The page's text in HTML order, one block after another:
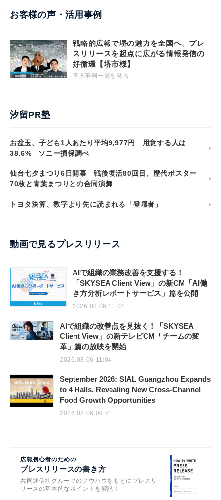
お客様の声・活用事例
戦略的広報で堺の魅力を全国へ。プレ
スリリースを起点に広がる情報発信の
好循環【堺市様】
導入事例一覧を見る
汐留PR塾
お盆玉、子ども1人あたり平均9,977円 用意する人は
38.6% ソニー損保調べ
仙台七夕まつり6日開幕 戦後復活80回目、歴代ポスター
70枚と青葉まつりとの合同演舞
トヨタ決算、数字より先に読まれる「登壇者」
動画で見るプレスリリース
AIで組織の業務改善を支援する！
「SKYSEA Client View」の新CM「AI働
き方分析レポートサービス」篇を公開
2026.08.06 11:04
AIで組織の改善点を見抜く！「SKYSEA
Client View」の新テレビCM「チームの変
革」篇の放映を開始
2026.08.06 11:04
September 2026: SIAL Guangzhou Expands
to 4 Halls, Revealing New Cross-Channel
Food Growth Opportunities
2026.08.06 09:51
広報初心者のための
プレスリリースの書き方
共同通信社グループのノウハウをもとにプレスリ
リースの基本的なポイントを解説！